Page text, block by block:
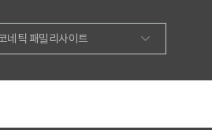
네틱 패밀리사이트